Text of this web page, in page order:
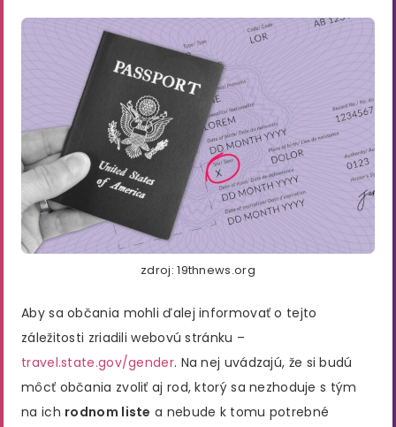
zdroj: 19thnews.org
Aby sa občania mohli ďalej informovať o tejto
záležitosti zriadili webovú stránku –
travel.state.gov/gender. Na nej uvádzajú, že si budú
môcť občania zvoliť aj rod, ktorý sa nezhoduje s tým
na ich rodnom liste a nebude k tomu potrebné